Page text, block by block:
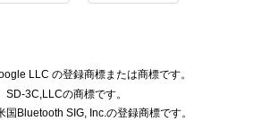
LLC の登録商標または商標です。
SD-3C,LLCの商標です。
国Bluetooth SIG, Inc.の登録商標です。